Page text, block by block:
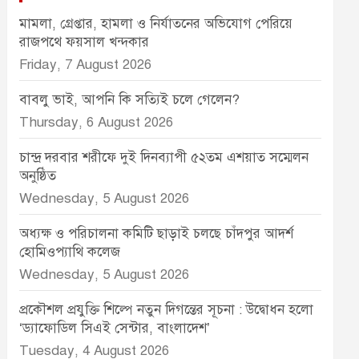
মামলা, গ্রেপ্তার, হামলা ও নির্যাতনের অভিযোগ পেরিয়ে
রাজপথে ফয়সাল খন্দকার
Friday, 7 August 2026
বাবলু ভাই, আপনি কি সত্যিই চলে গেলেন?
Thursday, 6 August 2026
চান্দ্র দরবার শরীফে দুই দিনব্যাপী ৫২তম এশয়াত সম্মেলন
অনুষ্ঠিত
Wednesday, 5 August 2026
অধ্যক্ষ ও পরিচালনা কমিটি ছাড়াই চলছে চাঁদপুর আদর্শ
হোমিওপ্যাথি কলেজ
Wednesday, 5 August 2026
প্রকৌশল প্রযুক্তি শিল্পে নতুন দিগন্তের সূচনা : উদ্বোধন হলো
‘ড্যাফোডিল সিএই সেন্টার, বাংলাদেশ’
Tuesday, 4 August 2026